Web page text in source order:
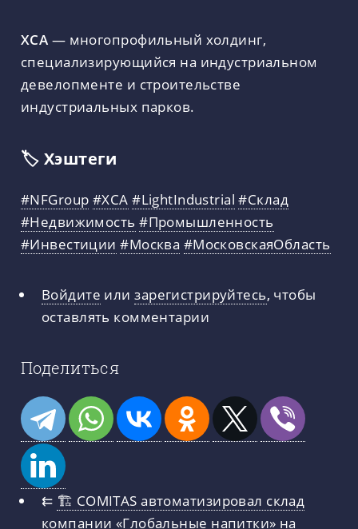
ХСА — многопрофильный холдинг,
специализирующийся на индустриальном
девелопменте и строительстве
индустриальных парков.
🏷 Хэштеги
#NFGroup #ХСА #LightIndustrial #Склад
#Недвижимость #Промышленность
#Инвестиции #Москва #МосковскаяОбласть
Войдите илизарегистрируйтесь, чтобы
оставлять комментарии
Поделиться
⇇ 🏗 COMITAS автоматизировал склад
компании «Глобальные напитки» на